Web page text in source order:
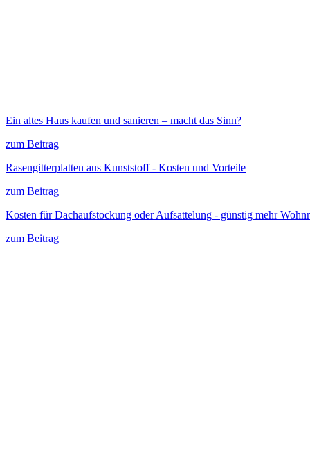
Ein altes Haus kaufen und sanieren – macht das Sinn?
zum Beitrag
Rasengitterplatten aus Kunststoff - Kosten und Vorteile
zum Beitrag
Kosten für Dachaufstockung oder Aufsattelung - günstig mehr
zum Beitrag